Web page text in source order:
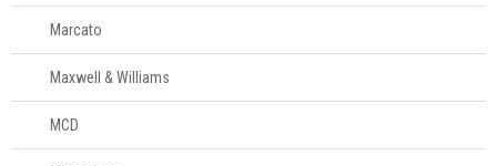
Marcato
Maxwell & Williams
MCD